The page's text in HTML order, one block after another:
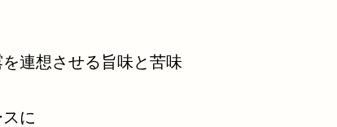
連想させる旨味と苦味
に